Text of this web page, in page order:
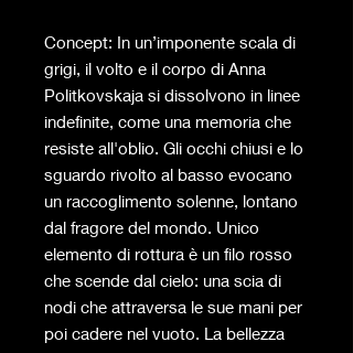
Concept: In un’imponente scala di
grigi, il volto e il corpo di Anna
Politkovskaja si dissolvono in linee
indefinite, come una memoria che
resiste all'oblio. Gli occhi chiusi e lo
sguardo rivolto al basso evocano
un raccoglimento solenne, lontano
dal fragore del mondo. Unico
elemento di rottura è un filo rosso
che scende dal cielo: una scia di
nodi che attraversa le sue mani per
poi cadere nel vuoto. La bellezza